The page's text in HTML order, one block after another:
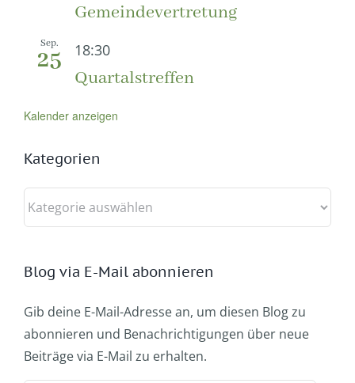
Gemeindevertretung
Sep.
25 18:30
Quartalstreffen
Kalender anzeigen
Kategorien
Kategorien
Blog via E-Mail abonnieren
Gib deine E-Mail-Adresse an, um diesen Blog zu
abonnieren und Benachrichtigungen über neue
Beiträge via E-Mail zu erhalten.